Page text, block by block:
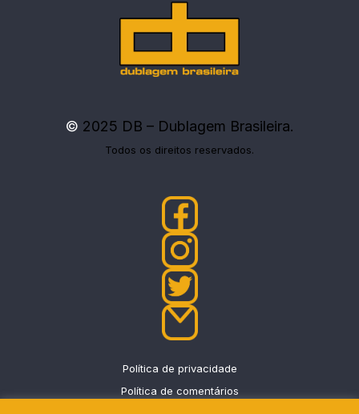
© 2025 DB – Dublagem Brasileira.
Todos os direitos reservados.
Política de privacidade
Política de comentários